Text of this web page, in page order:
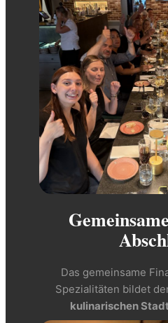
Das gemeinsame
Spezialitäten bildet
kulinarischen